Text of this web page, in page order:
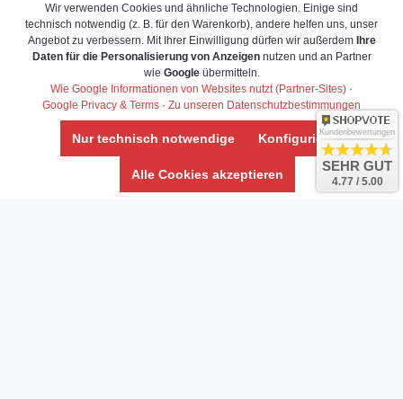
Daten­schutz­erklärung
Widerrufs­recht /Widerrufs­formular
AGB & Info
Impressum
Umwelt und Entsorgung
Vertrag widerrufen
Wir verwenden Cookies und ähnliche Technologien. Einige sind
technisch notwendig (z. B. für den Warenkorb), andere helfen uns, unser
Angebot zu verbessern. Mit Ihrer Einwilligung dürfen wir außerdem Ihre
Daten für die Personalisierung von Anzeigennutzen und an Partner
wie Googleübermitteln.
Wie Google Informationen von Websites nutzt (Partner-Sites) ·
Google Privacy & Terms · Zu unseren Datenschutzbestimmungen
Nur technisch notwendige Konfigurieren
Alle Cookies akzeptieren
Kundenbewertungen
SEHR GUT
4.77 / 5.00